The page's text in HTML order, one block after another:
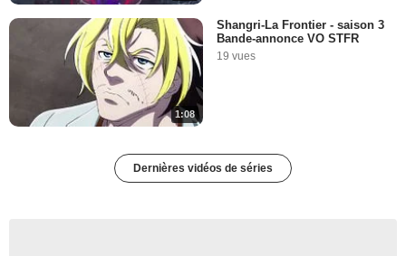
1:08
Shangri-La Frontier - saison 3
Bande-annonce VO STFR
19 vues
Dernières vidéos de séries